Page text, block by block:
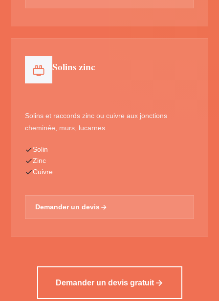
Solins zinc
Solins et raccords zinc ou cuivre aux jonctions
cheminée, murs, lucarnes.
Solin
Zinc
Cuivre
Demander un devis
Demander un devis gratuit